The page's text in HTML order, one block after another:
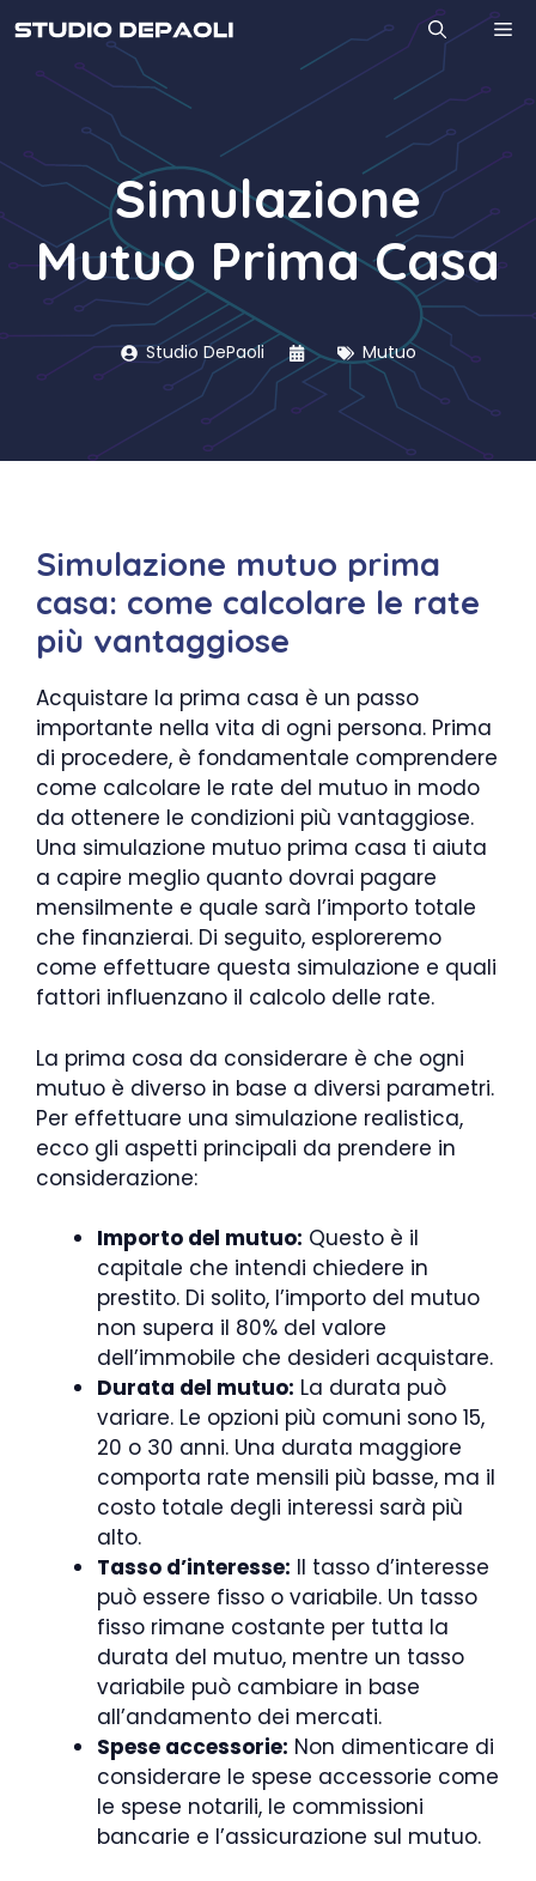
al
contenuto
Simulazione
Mutuo Prima Casa
Studio DePaoli Mutuo
Simulazione mutuo prima
casa: come calcolare le rate
più vantaggiose
Acquistare la prima casa è un passo
importante nella vita di ogni persona. Prima
di procedere, è fondamentale comprendere
come calcolare le rate del mutuo in modo
da ottenere le condizioni più vantaggiose.
Una simulazione mutuo prima casa ti aiuta
a capire meglio quanto dovrai pagare
mensilmente e quale sarà l’importo totale
che finanzierai. Di seguito, esploreremo
come effettuare questa simulazione e quali
fattori influenzano il calcolo delle rate.
La prima cosa da considerare è che ogni
mutuo è diverso in base a diversi parametri.
Per effettuare una simulazione realistica,
ecco gli aspetti principali da prendere in
considerazione:
Importo del mutuo: Questo è il
capitale che intendi chiedere in
prestito. Di solito, l’importo del mutuo
non supera il 80% del valore
dell’immobile che desideri acquistare.
Durata del mutuo: La durata può
variare. Le opzioni più comuni sono 15,
20 o 30 anni. Una durata maggiore
comporta rate mensili più basse, ma il
costo totale degli interessi sarà più
alto.
Tasso d’interesse: Il tasso d’interesse
può essere fisso o variabile. Un tasso
fisso rimane costante per tutta la
durata del mutuo, mentre un tasso
variabile può cambiare in base
all’andamento dei mercati.
Spese accessorie: Non dimenticare di
considerare le spese accessorie come
le spese notarili, le commissioni
bancarie e l’assicurazione sul mutuo.